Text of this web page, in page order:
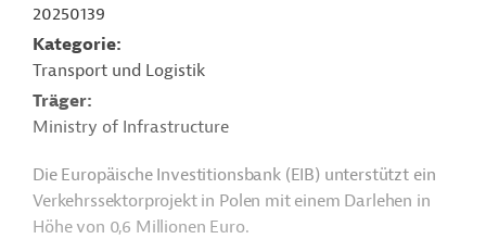
20250139
Kategorie
Transport und Logistik
Träger
Ministry of Infrastructure
Die Europäische Investitionsbank (EIB) unterstützt ein
Verkehrssektorprojekt in Polen mit einem Darlehen in
Höhe von 0,6 Millionen Euro.